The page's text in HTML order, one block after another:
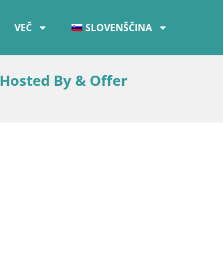
VEČ SLOVENŠČINA
Hosted By & Offer